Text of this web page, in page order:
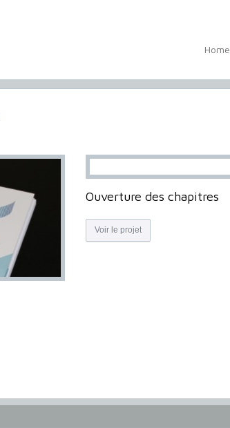
Home
Ouverture des chapitres
Voir le projet